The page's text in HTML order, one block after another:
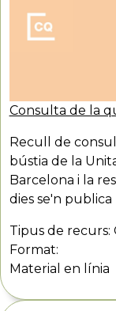
Consulta de la
Recull de
bústia de la
Barcelona i la
dies se'n
Tipus de recurs:
Format:
Material en línia